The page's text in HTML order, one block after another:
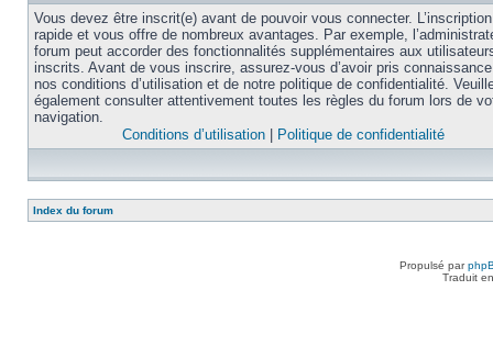
Vous devez être inscrit(e) avant de pouvoir vous connecter.
rapide et vous offre de nombreux avantages. Par exemple,
forum peut accorder des fonctionnalités supplémentaires aux
inscrits. Avant de vous inscrire, assurez-vous d’avoir pris
nos conditions d’utilisation et de notre politique de confidentialité.
également consulter attentivement toutes les règles du forum lors de
navigation.
Conditions d’utilisation
Politique de confidentialité
Index du forum
Propulsé par
Traduit